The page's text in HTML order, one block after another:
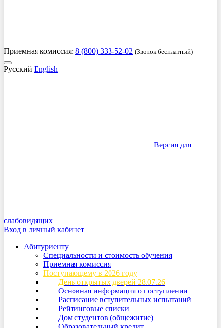
Приемная комиссия: 8 (800) 333-52-02 (Звонок бесплатный)
Русский English
Версия для
слабовидящих
Вход в личный кабинет
Абитуриенту
Специальности и стоимость обучения
Приемная комиссия
Поступающему в 2026 году
День открытых дверей 28.07.26
Основная информация о поступлении
Расписание вступительных испытаний
Рейтинговые списки
Дом студентов (общежитие)
Образовательный кредит